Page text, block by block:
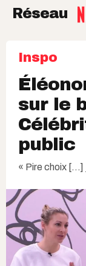
Réseau
Inspo
sur le
public
« Pire choix